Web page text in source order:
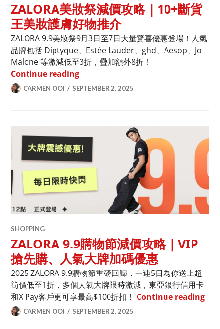
ZALORA美妝祭減價攻略｜10+斷貨
王美妝護膚好物推介
ZALORA 9.9美妝祭9月3日至7日大量驚喜優惠登場！人氣
品牌包括 Diptyque、Estée Lauder、ghd、Aesop、Jo
Malone 等激減低至3折，疊加額外8折！
Continue readingZALORA美妝祭減價攻略｜10+斷貨王
CARMEN OOI SEPTEMBER 2, 2025
SHOPPING
ZALORA 9.9購物節減價攻略｜VIP
搶先購、人氣大牌加碼優惠
2025 ZALORA 9.9購物節重磅回歸，一連5日為你送上超
筍價低至1折，多個人氣大牌限時激減，東亞銀行信用卡
和X Pay客戶更可享最高$100折扣！ Continue reading
CARMEN OOI SEPTEMBER 2, 2025